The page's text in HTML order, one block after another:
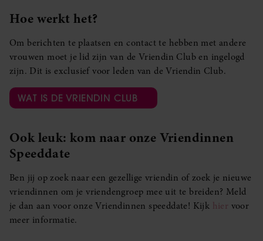
Hoe werkt het?
Om berichten te plaatsen en contact te hebben met andere
vrouwen moet je lid zijn van de Vriendin Club en ingelogd
zijn. Dit is exclusief voor leden van de Vriendin Club.
WAT IS DE VRIENDIN CLUB
Ook leuk: kom naar onze Vriendinnen
Speeddate
Ben jij op zoek naar een gezellige vriendin of zoek je nieuwe
vriendinnen om je vriendengroep mee uit te breiden? Meld
je dan aan voor onze Vriendinnen speeddate! Kijk hier voor
meer informatie.